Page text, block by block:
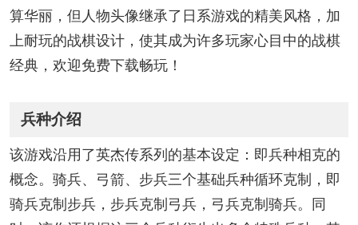
算华丽，但人物头像继承了日系游戏的精美风格，加
上耐玩的战棋设计，使其成为许多玩家心目中的战棋
经典，欢迎免费下载畅玩！
兵种介绍
该游戏沿用了英杰传系列的基本设定：即兵种相克的
概念。骑兵、弓箭、步兵三个基础兵种循环克制，即
骑兵克制步兵，步兵克制弓兵，弓兵克制骑兵。同